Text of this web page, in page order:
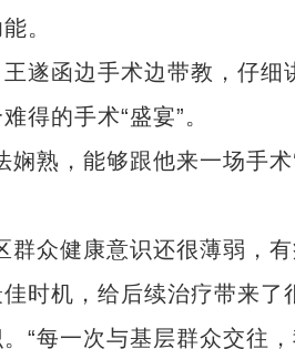
。
函边手术边带教，仔细
得的手术“盛宴”。
，能够跟他来一场手术
众健康意识还很薄弱，有
时机，给后续治疗带来了
“每一次与基层群众交往